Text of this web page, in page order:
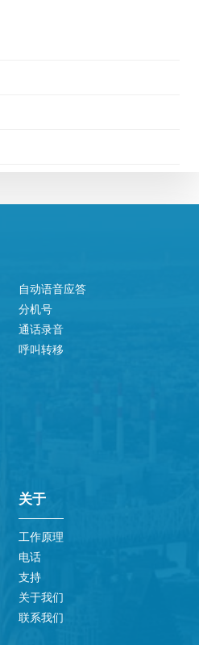
自动语音应答
分机号
通话录音
呼叫转移
关于
工作原理
电话
支持
关于我们
联系我们